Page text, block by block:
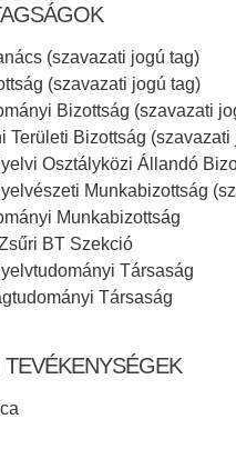
(szavazati jogú tag)
(szavazati jogú tag)
Bizottság (szavazati
Területi Bizottság (szavazati
Osztályközi Állandó
Munkabizottság
Munkabizottság
BT Szekció
Társaság
Társaság